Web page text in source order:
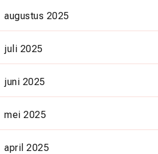
augustus 2025
juli 2025
juni 2025
mei 2025
april 2025